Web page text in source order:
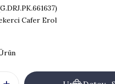
Cafer Erol